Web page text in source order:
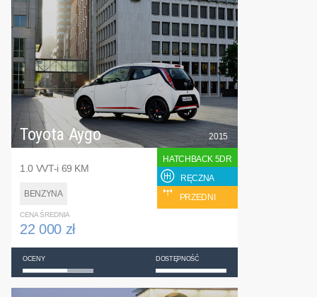
Toyota Aygo
1.0 VVT-i 69 KM
BENZYNA
2015
HATCHBACK 5DR
RĘCZNA
PRZEDNI
CENA ŚREDNIA
22 000 zł
OCENY DOSTĘPNOŚĆ